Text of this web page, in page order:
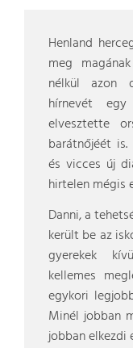
Henland
meg
nélkül azon
hírnevét
elvesztette
barátnőjéét
és vicces új
hirtelen mégis
Danni, a
került be az
gyerekek
kellemes
egykori
Minél jobban
jobban elkezdi